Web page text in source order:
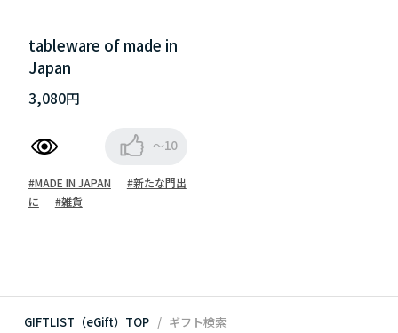
tableware of made in
Japan
3,080円
～10
#MADE IN JAPAN
#新たな門出
に
#雑貨
GIFTLIST（eGift）TOP ギフト検索